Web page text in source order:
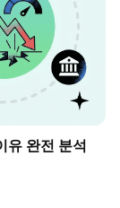
유 완전 분석